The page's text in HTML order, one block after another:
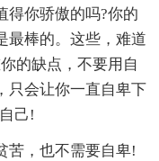
得你骄傲的吗?你的
最棒的。这些，难道
的缺点，不要用自
只会让你一直自卑下
己!
苦，也不需要自卑!